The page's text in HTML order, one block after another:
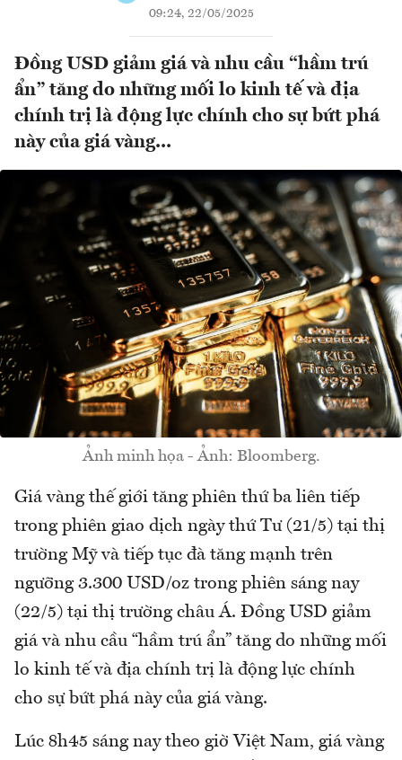
09:24, 22/05/2025
Đồng USD giảm giá và nhu cầu “hầm trú
ẩn” tăng do những mối lo kinh tế và địa
chính trị là động lực chính cho sự bứt phá
này của giá vàng...
Ảnh minh họa - Ảnh: Bloomberg.
Giá vàng thế giới tăng phiên thứ ba liên tiếp
trong phiên giao dịch ngày thứ Tư (21/5) tại thị
trường Mỹ và tiếp tục đà tăng mạnh trên
ngưỡng 3.300 USD/oz trong phiên sáng nay
(22/5) tại thị trường châu Á. Đồng USD giảm
giá và nhu cầu “hầm trú ẩn” tăng do những mối
lo kinh tế và địa chính trị là động lực chính
cho sự bứt phá này của giá vàng.
Lúc 8h45 sáng nay theo giờ Việt Nam, giá vàng